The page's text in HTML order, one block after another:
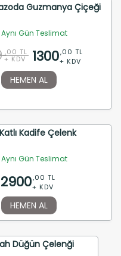
Guzmanya Çiçeği
Gün Teslimat
,00 TL
+ KDV 1300,00 TL
+ KDV
HEMEN AL
Kadife Çelenk
Gün Teslimat
2900,00 TL
+ KDV
HEMEN AL
Düğün Çelenği